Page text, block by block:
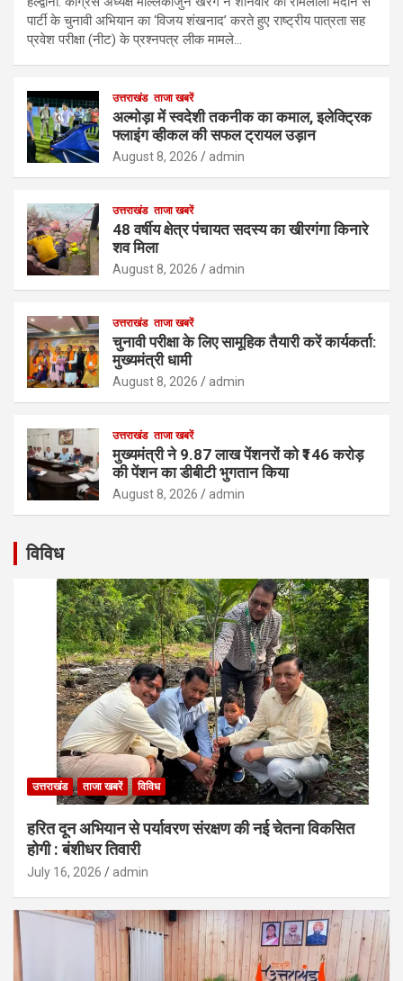
पार्टी के चुनावी अभियान का ‘विजय शंखनाद’ करते हुए राष्ट्रीय पात्रता सह
प्रवेश परीक्षा (नीट) के प्रश्नपत्र लीक मामले…
उत्तराखंड ताजा खबरें
अल्मोड़ा में स्वदेशी तकनीक का कमाल, इलेक्ट्रिक
फ्लाइंग व्हीकल की सफल ट्रायल उड़ान
August 8, 2026 admin
उत्तराखंड ताजा खबरें
48 वर्षीय क्षेत्र पंचायत सदस्य का खीरगंगा किनारे
शव मिला
August 8, 2026 admin
उत्तराखंड ताजा खबरें
चुनावी परीक्षा के लिए सामूहिक तैयारी करें कार्यकर्ता:
मुख्यमंत्री धामी
August 8, 2026 admin
उत्तराखंड ताजा खबरें
मुख्यमंत्री ने 9.87 लाख पेंशनरों को ₹146 करोड़
की पेंशन का डीबीटी भुगतान किया
August 8, 2026 admin
विविध
उत्तराखंड ताजा खबरें विविध
हरित दून अभियान से पर्यावरण संरक्षण की नई चेतना विकसित
होगी : बंशीधर तिवारी
July 16, 2026 admin